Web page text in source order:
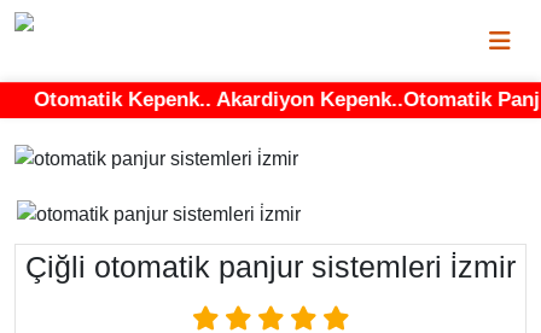
Otomatik Kepenk.. Akardiyon Kepenk..Otomatik
Çiğli otomatik panjur sistemleri i̇zmir